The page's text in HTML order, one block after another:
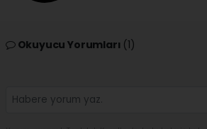
Okuyucu Yorumları (1)